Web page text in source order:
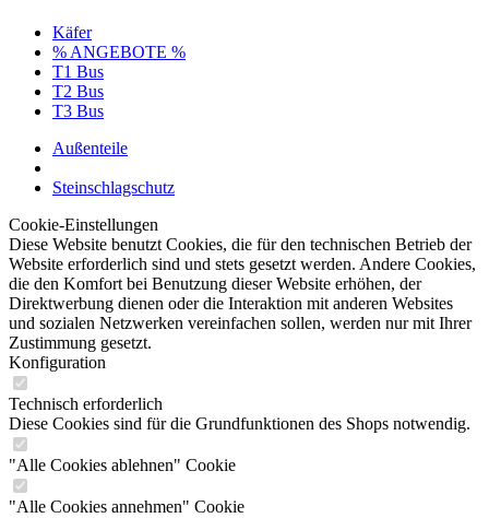
Käfer
% ANGEBOTE %
T1 Bus
T2 Bus
T3 Bus
Außenteile
Steinschlagschutz
Cookie-Einstellungen
Diese Website benutzt Cookies, die für den technischen Betrieb der
Website erforderlich sind und stets gesetzt werden. Andere Cookies,
die den Komfort bei Benutzung dieser Website erhöhen, der
Direktwerbung dienen oder die Interaktion mit anderen Websites
und sozialen Netzwerken vereinfachen sollen, werden nur mit Ihrer
Zustimmung gesetzt.
Konfiguration
Technisch erforderlich
Diese Cookies sind für die Grundfunktionen des Shops notwendig.
"Alle Cookies ablehnen" Cookie
"Alle Cookies annehmen" Cookie